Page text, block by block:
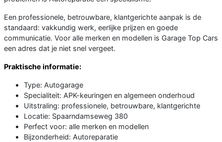
Een professionele, betrouwbare, klantgerichte aanpak is de
standaard: vakkundig werk, eerlijke prijzen en goede
communicatie. Voor alle merken en modellen is Garage Top Cars
een adres dat je niet snel vergeet.
Praktische informatie:
Type: Autogarage
Specialiteit: APK-keuringen en algemeen onderhoud
Uitstraling: professionele, betrouwbare, klantgerichte
Locatie: Spaarndamseweg 380
Perfect voor: alle merken en modellen
Bijzonderheid: Autoreparatie